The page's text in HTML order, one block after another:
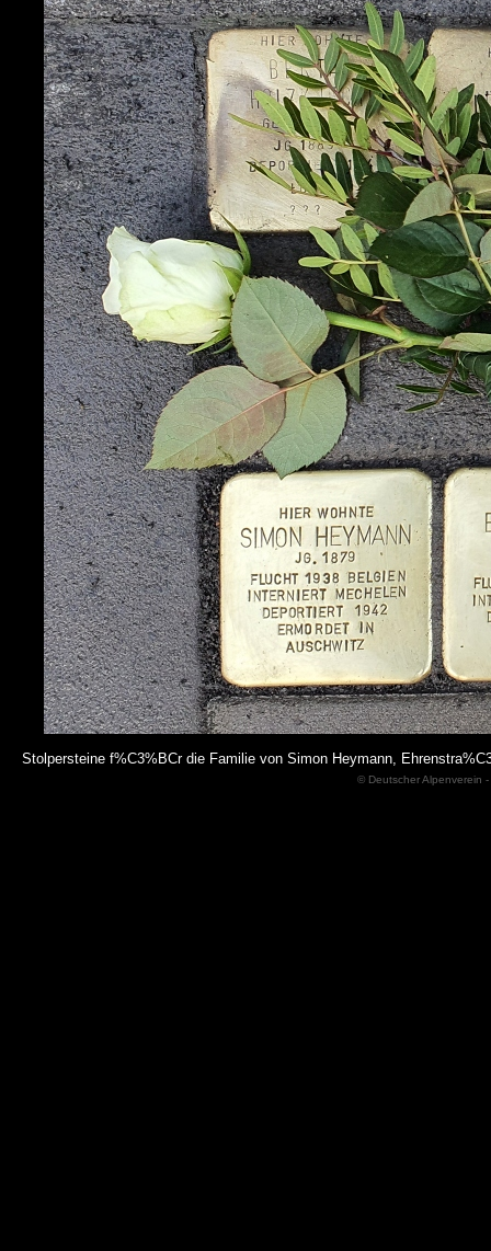
Stolpersteine f%C3%BCr die Familie von Simon Heymann,
© Deutscher Alpenverein